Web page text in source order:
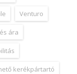
Venturo
ára
kerékpártartó